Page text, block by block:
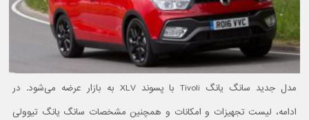
مدل جدید سانگ یانگ Tivoli با پسوند XLV به بازار عرضه می‌شود. در
ادامه، لیست تجهیزات و امکانات و همچنین مشخصات سانگ یانگ تیوولی